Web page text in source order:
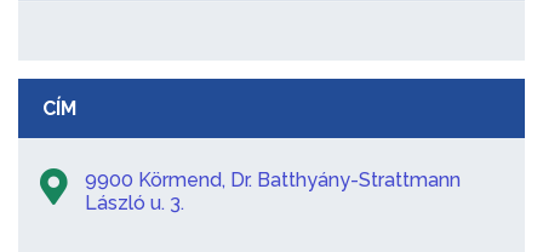
CÍM
9900 Körmend, Dr. Batthyány-Strattmann
László u. 3.